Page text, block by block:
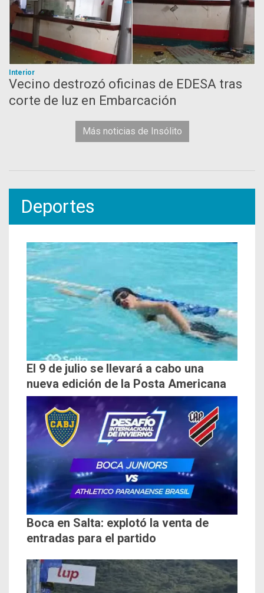
Interior
Vecino destrozó oficinas de EDESA tras
corte de luz en Embarcación
Más noticias de Insólito
Deportes
El 9 de julio se llevará a cabo una
nueva edición de la Posta Americana
Boca en Salta: explotó la venta de
entradas para el partido